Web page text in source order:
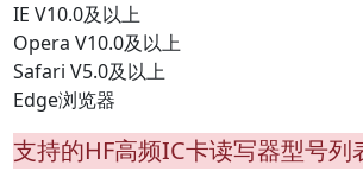
IE V10.0及以上
Opera V10.0及以上
Safari V5.0及以上
Edge浏览器
支持的HF高频IC卡读写器型号列